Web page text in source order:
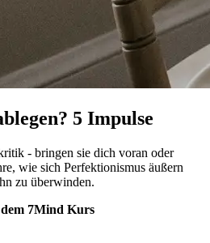
5 Impulse
- bringen sie dich voran oder
wie sich Perfektionismus äußern
zu überwinden.
7Mind Kurs